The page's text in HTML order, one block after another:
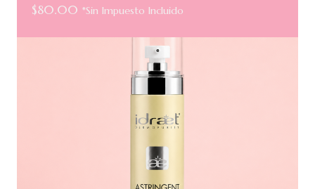
$80.00 *Sin Impuesto Incluido